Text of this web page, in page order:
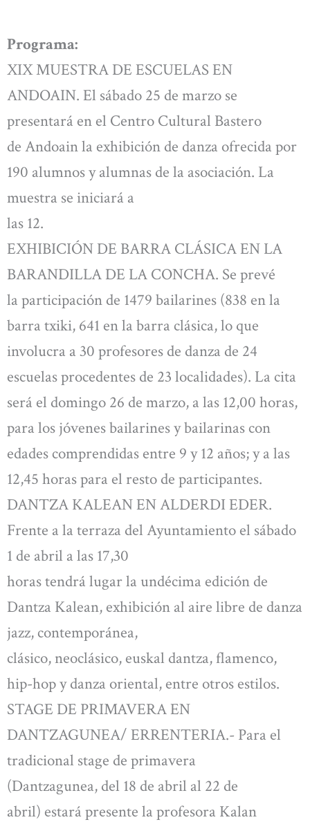
Programa:
XIX MUESTRA DE ESCUELAS EN
ANDOAIN. El sábado 25 de marzo se
presentará en el Centro Cultural Bastero
de Andoain la exhibición de danza ofrecida por
190 alumnos y alumnas de la asociación. La
muestra se iniciará a
las 12.
EXHIBICIÓN DE BARRA CLÁSICA EN LA
BARANDILLA DE LA CONCHA. Se prevé
la participación de 1479 bailarines (838 en la
barra txiki, 641 en la barra clásica, lo que
involucra a 30 profesores de danza de 24
escuelas procedentes de 23 localidades). La cita
será el domingo 26 de marzo, a las 12,00 horas,
para los jóvenes bailarines y bailarinas con
edades comprendidas entre 9 y 12 años; y a las
12,45 horas para el resto de participantes.
DANTZA KALEAN EN ALDERDI EDER.
Frente a la terraza del Ayuntamiento el sábado
1 de abril a las 17,30
horas tendrá lugar la undécima edición de
Dantza Kalean, exhibición al aire libre de danza
jazz, contemporánea,
clásico, neoclásico, euskal dantza, flamenco,
hip-hop y danza oriental, entre otros estilos.
STAGE DE PRIMAVERA EN
DANTZAGUNEA/ ERRENTERIA.- Para el
tradicional stage de primavera
(Dantzagunea, del 18 de abril al 22 de
abril) estará presente la profesora Kalan